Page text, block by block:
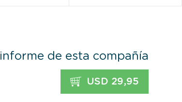
de esta compañía
USD 29,95